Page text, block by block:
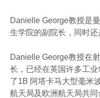
Danielle George教授是
生学院的副院长，同时还
Danielle George教授在
长，已经在英国许多工
了1B 阿塔卡马大型毫米
航天局及欧洲航天局共